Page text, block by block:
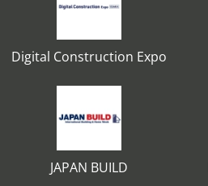
Digital Construction Expo
JAPAN BUILD